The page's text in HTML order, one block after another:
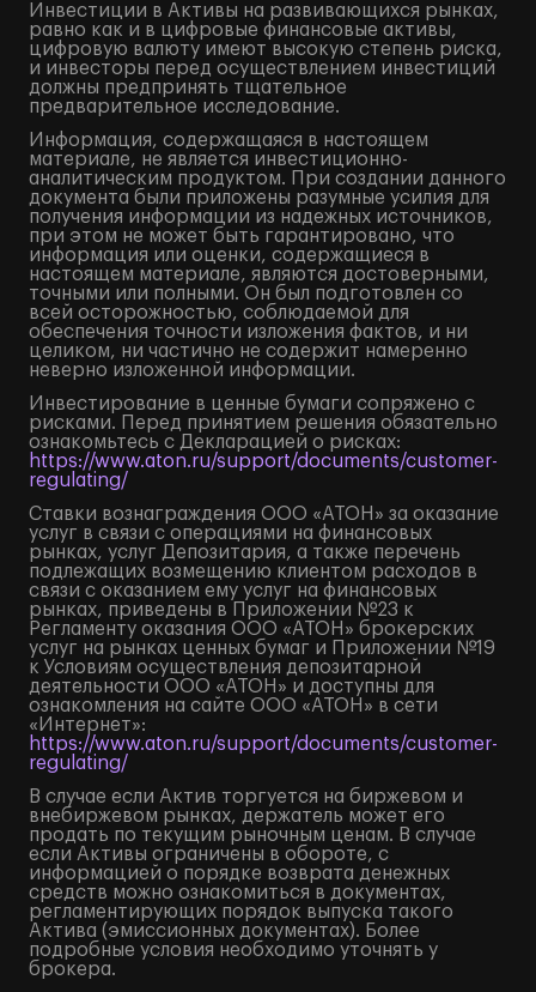
Инвестиции в Активы на развивающихся рынках,
равно как и в цифровые финансовые активы,
цифровую валюту имеют высокую степень риска,
и инвесторы перед осуществлением инвестиций
должны предпринять тщательное
предварительное исследование.
Информация, содержащаяся в настоящем
материале, не является инвестиционно-
аналитическим продуктом. При создании данного
документа были приложены разумные усилия для
получения информации из надежных источников,
при этом не может быть гарантировано, что
информация или оценки, содержащиеся в
настоящем материале, являются достоверными,
точными или полными. Он был подготовлен со
всей осторожностью, соблюдаемой для
обеспечения точности изложения фактов, и ни
целиком, ни частично не содержит намеренно
неверно изложенной информации.
Инвестирование в ценные бумаги сопряжено с
рисками. Перед принятием решения обязательно
ознакомьтесь с Декларацией о рисках:
https://www.aton.ru/support/documents/customer-
regulating/
Ставки вознаграждения ООО «АТОН» за оказание
услуг в связи с операциями на финансовых
рынках, услуг Депозитария, а также перечень
подлежащих возмещению клиентом расходов в
связи с оказанием ему услуг на финансовых
рынках, приведены в Приложении №23 к
Регламенту оказания ООО «АТОН» брокерских
услуг на рынках ценных бумаг и Приложении №19
к Условиям осуществления депозитарной
деятельности ООО «АТОН» и доступны для
ознакомления на сайте ООО «АТОН» в сети
«Интернет»:
https://www.aton.ru/support/documents/customer-
regulating/
В случае если Актив торгуется на биржевом и
внебиржевом рынках, держатель может его
продать по текущим рыночным ценам. В случае
если Активы ограничены в обороте, с
информацией о порядке возврата денежных
средств можно ознакомиться в документах,
регламентирующих порядок выпуска такого
Актива (эмиссионных документах). Более
подробные условия необходимо уточнять у
брокера.